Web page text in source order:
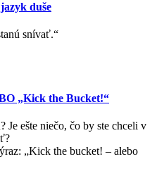
duše
snívať.“
„Kick the Bucket!“
Je ešte niečo, čo by ste chceli v
„Kick the bucket! – alebo